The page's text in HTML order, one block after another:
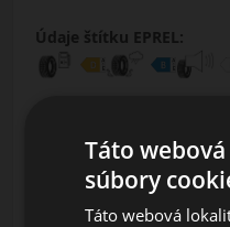
Údaje štítku EPREL:
Táto
súbory
Táto webová